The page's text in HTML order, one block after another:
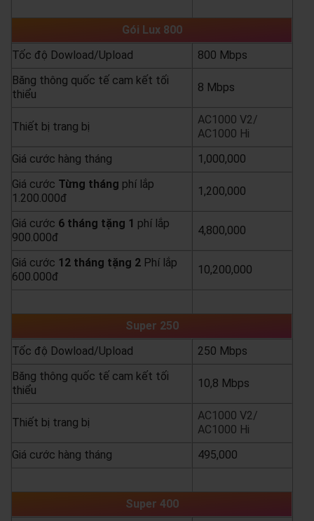
Gói Lux 800
Tốc độ Dowload/Upload
800 Mbps
Băng thông quốc tế cam kết tối
thiểu
8 Mbps
Thiết bị trang bị
AC1000 V2/
AC1000 Hi
Giá cước hàng tháng
1,000,000
Giá cước Từng tháng phí lắp
1.200.000đ
1,200,000
Giá cước 6 tháng tặng 1 phí lắp
900.000đ
4,800,000
Giá cước 12 tháng tặng 2 Phí lắp
600.000đ
10,200,000
Super 250
Tốc độ Dowload/Upload
250 Mbps
Băng thông quốc tế cam kết tối
thiểu
10,8 Mbps
Thiết bị trang bị
AC1000 V2/
AC1000 Hi
Giá cước hàng tháng
495,000
Super 400